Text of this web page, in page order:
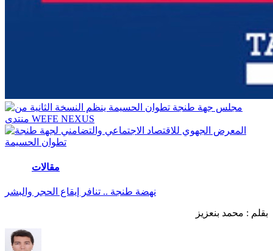
مقالات
نهضة طنجة .. تنافر إيقاع الحجر والبشر
بقلم : محمد بنعزيز